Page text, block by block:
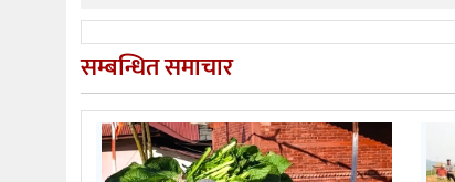
सम्बन्धित समाचार